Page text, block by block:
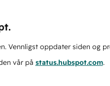
Vennligst oppdater siden og
vår på status.hubspot.com.